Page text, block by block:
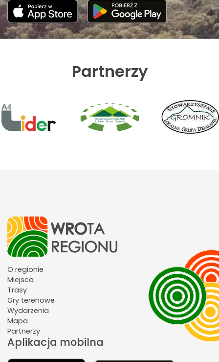
Partnerzy
O regionie
Miejsca
Trasy
Gry terenowe
Wydarzenia
Mapa
Partnerzy
Aplikacja mobilna